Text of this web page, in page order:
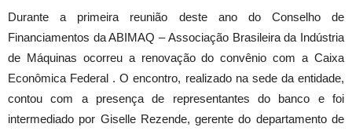
Durante a primeira reunião deste ano do Conselho de
Financiamentos da ABIMAQ – Associação Brasileira da Indústria
de Máquinas ocorreu a renovação do convênio com a Caixa
Econômica Federal . O encontro, realizado na sede da entidade,
contou com a presença de representantes do banco e foi
intermediado por Giselle Rezende, gerente do departamento de